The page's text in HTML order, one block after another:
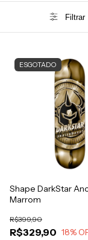
Filtrar
ESGOTADO
Shape DarkStar
Marrom
R$329,90
R$399,90
18%